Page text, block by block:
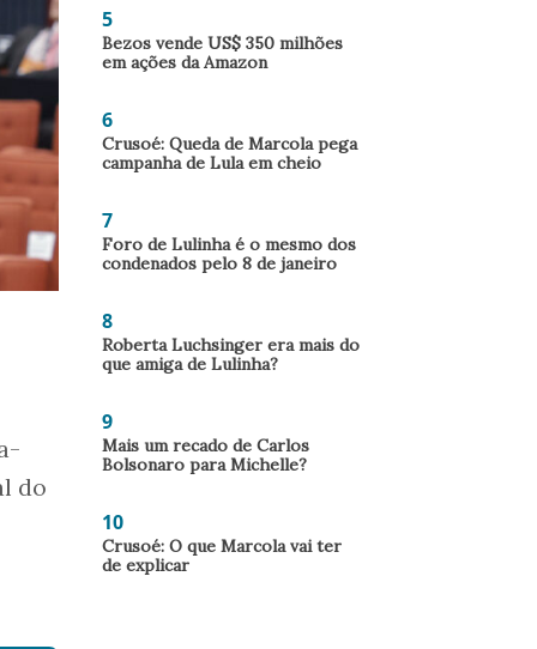
do
5
Bezos vende US$ 350 milhões
em ações da Amazon
6
Crusoé: Queda de Marcola pega
campanha de Lula em cheio
7
Foro de Lulinha é o mesmo dos
condenados pelo 8 de janeiro
8
Roberta Luchsinger era mais do
que amiga de Lulinha?
9
Mais um recado de Carlos
Bolsonaro para Michelle?
10
Crusoé: O que Marcola vai ter
de explicar